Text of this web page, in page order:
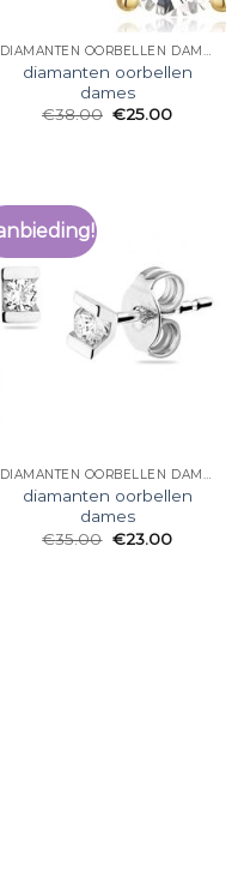
DIAMANTEN OORBELLEN DAMES
diamanten oorbellen
dames
€38.00 €25.00
DIAMANTEN OORBELLEN DAMES
diamanten oorbellen
dames
€35.00 €23.00